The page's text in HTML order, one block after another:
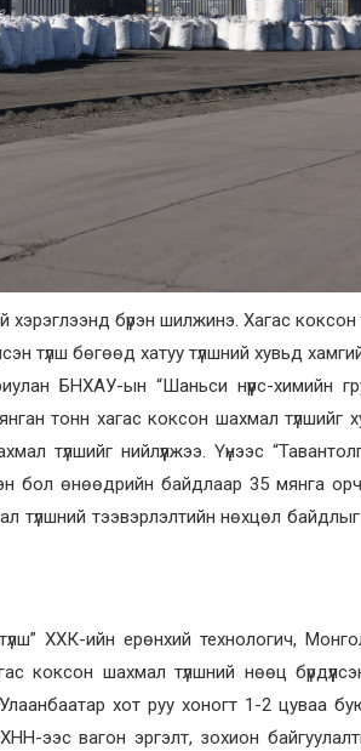
хэрэглээнд бүрэн шилжинэ. Хагас коксон
түлш бөгөөд хатуу түлшний хувьд
БНХАУ-ын “Шаньси нүүрс-химийн
тонн хагас коксон шахмал түлшийг
түлшийг нийлүүлжээ. Үүнээс
бол өнөөдрийн байдлаар 35 мянга
түлшний тээвэрлэлтийн нөхцөл
ХХК-ийн ерөнхий технологич,
коксон шахмал түлшний нөөц
хот руу хоногт 1-2 цуваа
ээс вагон эргэлт, зохион